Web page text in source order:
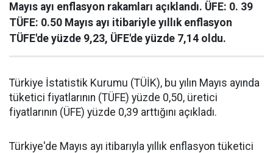
Mayıs ayı enflasyon rakamları açıklandı. ÜFE: 0. 39
TÜFE: 0.50 Mayıs ayı itibariyle yıllık enflasyon
TÜFE'de yüzde 9,23, ÜFE'de yüzde 7,14 oldu.
Türkiye İstatistik Kurumu (TÜİK), bu yılın Mayıs ayında
tüketici fiyatlarının (TÜFE) yüzde 0,50, üretici
fiyatlarının (ÜFE) yüzde 0,39 arttığını açıkladı.
Türkiye'de Mayıs ayı itibarıyla yıllık enflasyon tüketici